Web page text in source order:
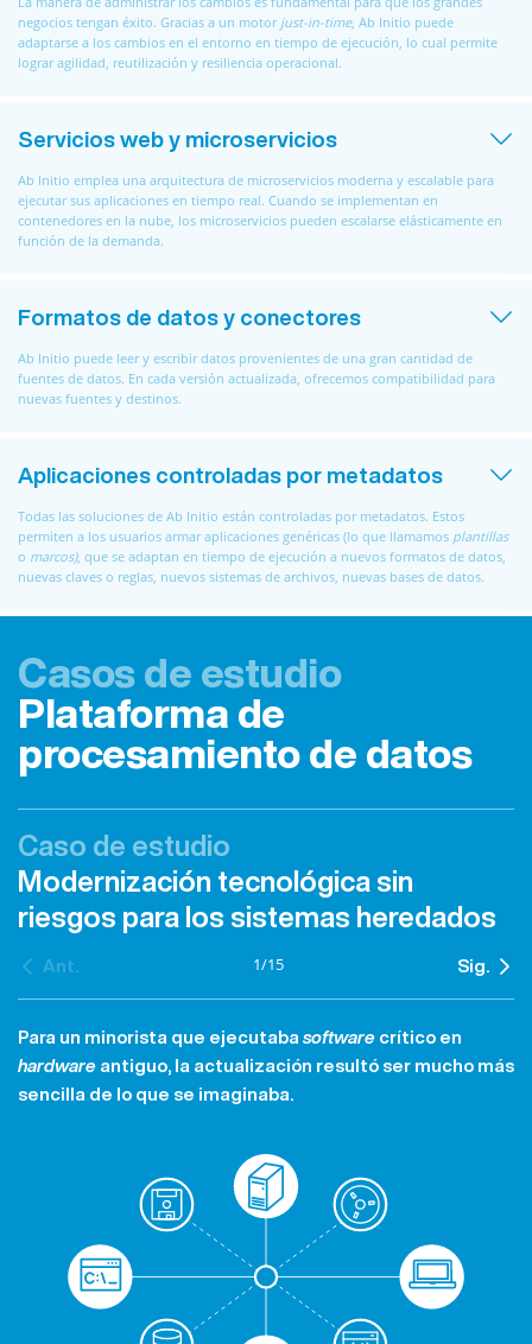
negocios tengan éxito. Gracias a un motor just-in-time, Ab Initio puede
adaptarse a los cambios en el entorno en tiempo de ejecución, lo cual permite
lograr agilidad, reutilización y resiliencia operacional.
Servicios web y microservicios
Ab Initio emplea una arquitectura de microservicios moderna y escalable para
ejecutar sus aplicaciones en tiempo real. Cuando se implementan en
contenedores en la nube, los microservicios pueden escalarse elásticamente en
función de la demanda.
Formatos de datos y conectores
Ab Initio puede leer y escribir datos provenientes de una gran cantidad de
fuentes de datos. En cada versión actualizada, ofrecemos compatibilidad para
nuevas fuentes y destinos.
Aplicaciones controladas por metadatos
Todas las soluciones de Ab Initio están controladas por metadatos. Estos
permiten a los usuarios armar aplicaciones genéricas (lo que llamamos plantillas
o marcos), que se adaptan en tiempo de ejecución a nuevos formatos de datos,
nuevas claves o reglas, nuevos sistemas de archivos, nuevas bases de datos.
Casos de estudio
Plataforma de
procesamiento de datos
Caso de estudio
Modernización tecnológica sin
riesgos para los sistemas heredados
Ant. 1/15 Sig.
Para un minorista que ejecutaba software crítico en
hardware antiguo, la actualización resultó ser mucho más
sencilla de lo que se imaginaba.